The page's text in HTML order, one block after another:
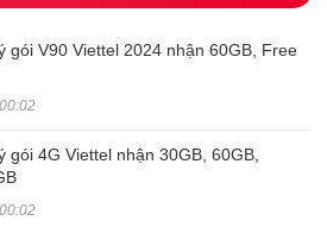
gói V90 Viettel 2024 nhận 60GB, Free
gói 4G Viettel nhận 30GB, 60GB,